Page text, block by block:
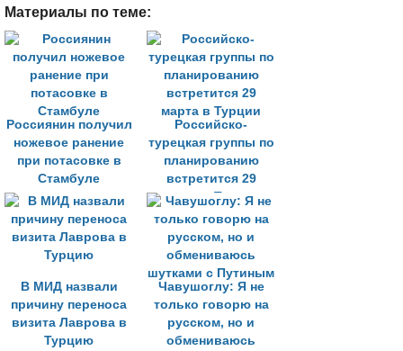
Материалы по теме:
Россиянин получил
ножевое ранение
при потасовке в
Стамбуле
Российско-
турецкая группы по
планированию
встретится 29
марта в Турции
В МИД назвали
причину переноса
визита Лаврова в
Турцию
Чавушоглу: Я не
только говорю на
русском, но и
обмениваюсь